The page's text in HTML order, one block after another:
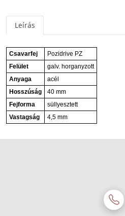
Leírás
Csavarfej
Pozidrive PZ
Felület
galv. horganyzott
Anyaga
acél
Hosszúság
40 mm
Fejforma
süllyesztett
Vastagság
4,5 mm